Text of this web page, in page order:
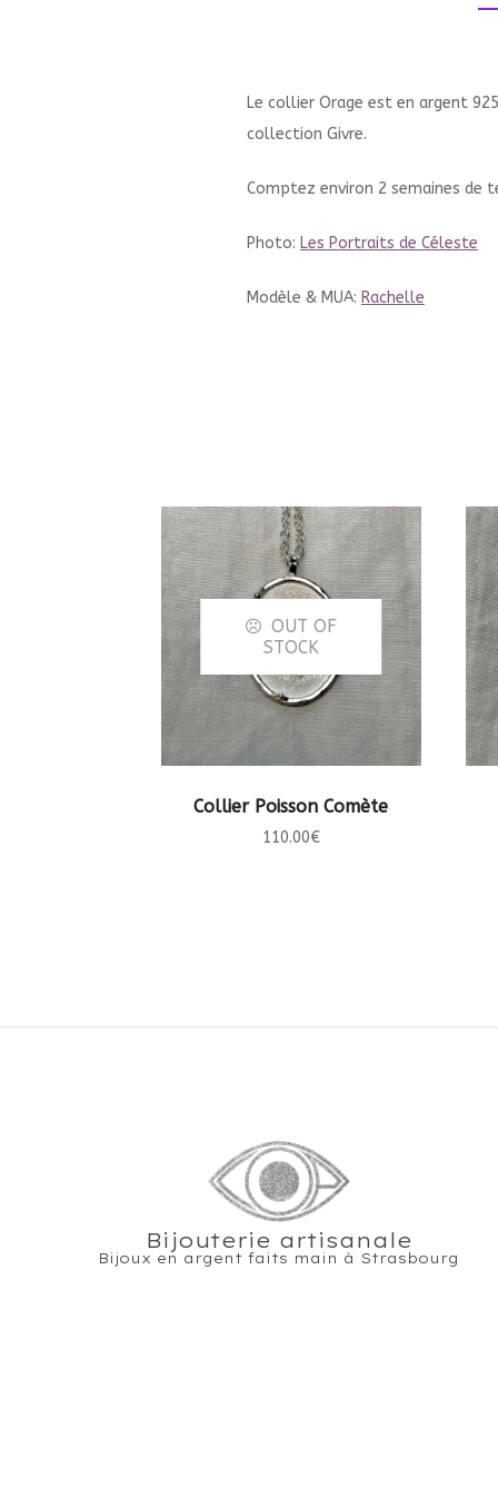
Le collier Orage est en argent
collection Givre.
Comptez environ 2 semaines de
Photo: Les Portraits de Céleste
Modèle & MUA: Rachelle
OUT OF
STOCK
LIRE LA SUITE
Collier Poisson Comète
110.00€
Bijouterie artisanale
Bijoux en argent faits main à Strasbourg